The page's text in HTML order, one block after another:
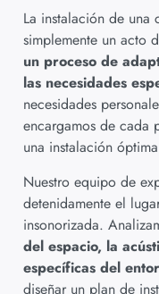
La instalación de una
simplemente un acto
un proceso de
las necesidades
necesidades
encargamos de cada
una instalación
Nuestro equipo de
detenidamente el
insonorizada.
del espacio, la
específicas del
diseñar un plan de